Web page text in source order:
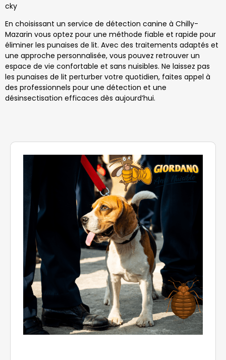
cky
En choisissant un service de détection canine à Chilly-
Mazarin vous optez pour une méthode fiable et rapide pour
éliminer les punaises de lit. Avec des traitements adaptés et
une approche personnalisée, vous pouvez retrouver un
espace de vie confortable et sans nuisibles. Ne laissez pas
les punaises de lit perturber votre quotidien, faites appel à
des professionnels pour une détection et une
désinsectisation efficaces dès aujourd’hui.